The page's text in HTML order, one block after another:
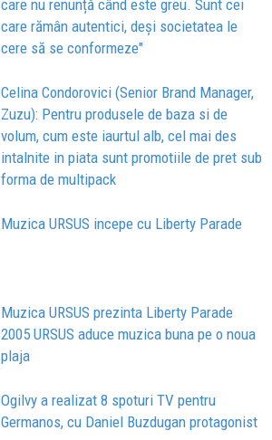
care nu renunță când este greu. Sunt cei
care rămân autentici, deși societatea le
cere să se conformeze"
Celina Condorovici (Senior Brand Manager,
Zuzu): Pentru produsele de baza si de
volum, cum este iaurtul alb, cel mai des
intalnite in piata sunt promotiile de pret sub
forma de multipack
Muzica URSUS incepe cu Liberty Parade
Muzica URSUS prezinta Liberty Parade
2005 URSUS aduce muzica buna pe o noua
plaja
Ogilvy a realizat 8 spoturi TV pentru
Germanos, cu Daniel Buzdugan protagonist